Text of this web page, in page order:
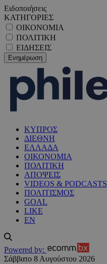
Ειδοποιήσεις
ΚΑΤΗΓΟΡΙΕΣ
ΟΙΚΟΝΟΜΙΑ
ΠΟΛΙΤΙΚΗ
ΕΙΔΗΣΕΙΣ
ΚΥΠΡΟΣ
ΔΙΕΘΝΗ
ΕΛΛΑΔΑ
ΟΙΚΟΝΟΜΙΑ
ΠΟΛΙΤΙΚΗ
ΑΠΟΨΕΙΣ
VIDEOS & PODCASTS
ΠΟΛΙΤΙΣΜΟΣ
GOAL
LIKE
EN
Powered by:
Σάββατο 8 Αυγούστου 2026